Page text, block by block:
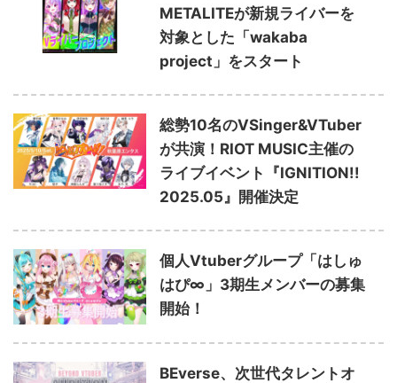
METALITEが新規ライバーを
対象とした「wakaba
project」をスタート
総勢10名のVSinger&VTuber
が共演！RIOT MUSIC主催の
ライブイベント『IGNITION!!
2025.05』開催決定
個人Vtuberグループ「はしゅ
はぴ∞」3期生メンバーの募集
開始！
BEverse、次世代タレントオ